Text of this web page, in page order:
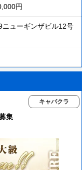
円
ューギンザビル12号
キャバクラ
集